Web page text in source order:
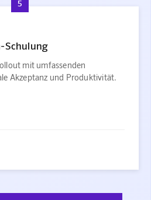
5
Schulung
mit umfassenden
Akzeptanz und Produktivität.